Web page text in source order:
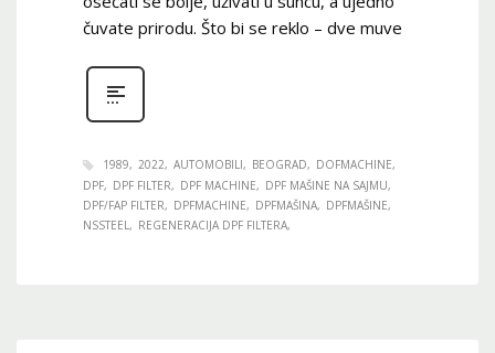
čuvate prirodu. Što bi se reklo – dve muve
1989 2022 AUTOMOBILI BEOGRAD
DOFMACHINE
DPF
DPF FILTER DPF MACHINE
DPF MAŠINE NA SAJMU
DPF/FAP FILTER
DPFMACHINE DPFMAŠINA
DPFMAŠINE
NSSTEEL
REGENERACIJA DPF FILTERA